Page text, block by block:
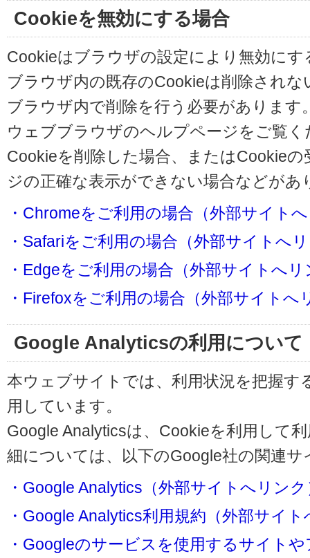
Cookieを無効にする場合
Cookieはブラウザの設定により無効に
ブラウザ内の既存のCookieは削除され
ブラウザ内で削除を行う必要があります
ウェブブラウザのヘルプページをご覧く
Cookieを削除した場合、またはCookie
ジの正確な表示ができない場合などが
・Chromeをご利用の場合（外部サイト
・Safariをご利用の場合（外部サイトへ
・Edgeをご利用の場合（外部サイトへリ
・Firefoxをご利用の場合（外部サイトへ
Google Analyticsの利用について
本ウェブサイトでは、利用状況を把握す
用しています。
Google Analyticsは、Cookieを利用して
細については、以下のGoogle社の関連
・Google Analytics（外部サイトへリンク
・Google Analytics利用規約（外部サイ
・Googleのサービスを使用するサイト